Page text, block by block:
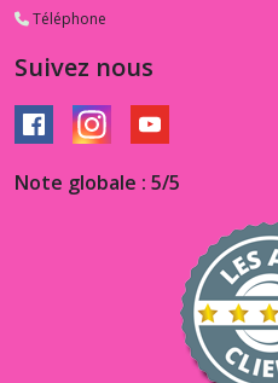
Téléphone
Suivez nous
Note globale : 5/5